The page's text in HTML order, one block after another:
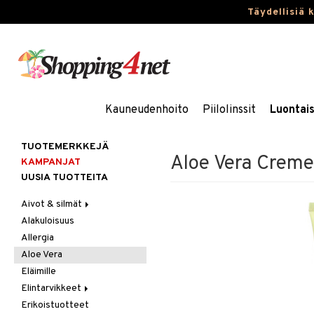
Täydellisiä
Kauneudenhoito Piilolinssit
Aloe Vera Creme
TUOTEMERKKEJÄ
KAMPANJAT
UUSIA TUOTTEITA
Aivot & silmät
Muisti
Rasvahapot
Silmät
Alakuloisuus
Allergia
Aloe Vera
Eläimille
Elintarvikkeet
Hedelmät & pähkinät
Erikoistuotteet